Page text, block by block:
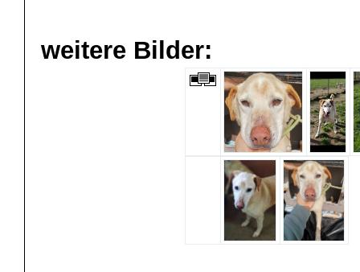
weitere Bilder: